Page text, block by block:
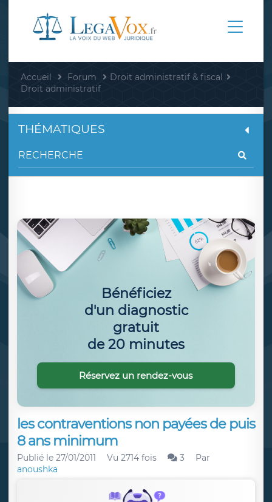
Accueil Forum
Droit administratif & fiscal
Droit administratif
les contraventions non payées de puis
8 ans minimum
Publié le 27/01/2011 Vu 2714 fois 3
Par
anoushka
THÉMATIQUES
Bénéficiez
d'un diagnostic
gratuit
de 20 minutes
Réservez un rendez-vous